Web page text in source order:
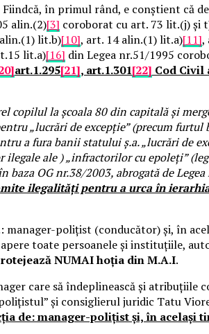
în primul rând, e conștient că
alin.(2)[3] coroborat cu art. 73 lit.(j) și
lit.b)[10], art. 14 alin.(1) lit.a)[11],
lit.a)[16] din Legea nr.51/1995
art.1.295[21], art.1.301[22] Cod Civil
la școala 80 din capitală și
„lucrări de excepție” (precum
a fura banii statului ș.a. „lucrări de
ale ) „infractorilor cu epoleți”
OG nr.38/2003, abrogată de Legea
ilegalități pentru a urca în
polițist (conducător) și, în
toate persoanele și instituțiile,
NUMAI hoția din M.A.I.
care să îndeplinească și atribuțiile
și consiglierul juridic Tatu
de: manager-polițist și, în același